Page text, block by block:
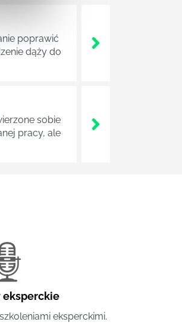
poprawić
dąży do
sobie
pracy, ale
eksperckie
eksperckimi.